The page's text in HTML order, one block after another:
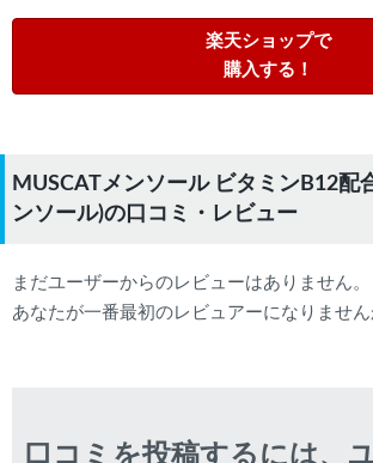
楽天ショップで
購入する！
MUSCATメンソール ビタミンB12配
ンソール)の口コミ・レビュー
まだユーザーからのレビューはありません。
あなたが一番最初のレビュアーになりません
口コミを投稿するには、